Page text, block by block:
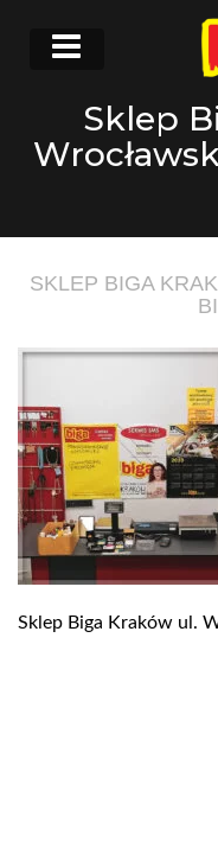
Sklep
SKLEP BIGA
Sklep Biga Kraków ul.